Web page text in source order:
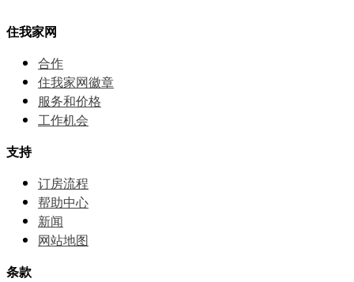
住我家网
合作
住我家网徽章
服务和价格
⼯作机会
支持
订房流程
帮助中⼼
新闻
网站地图
条款